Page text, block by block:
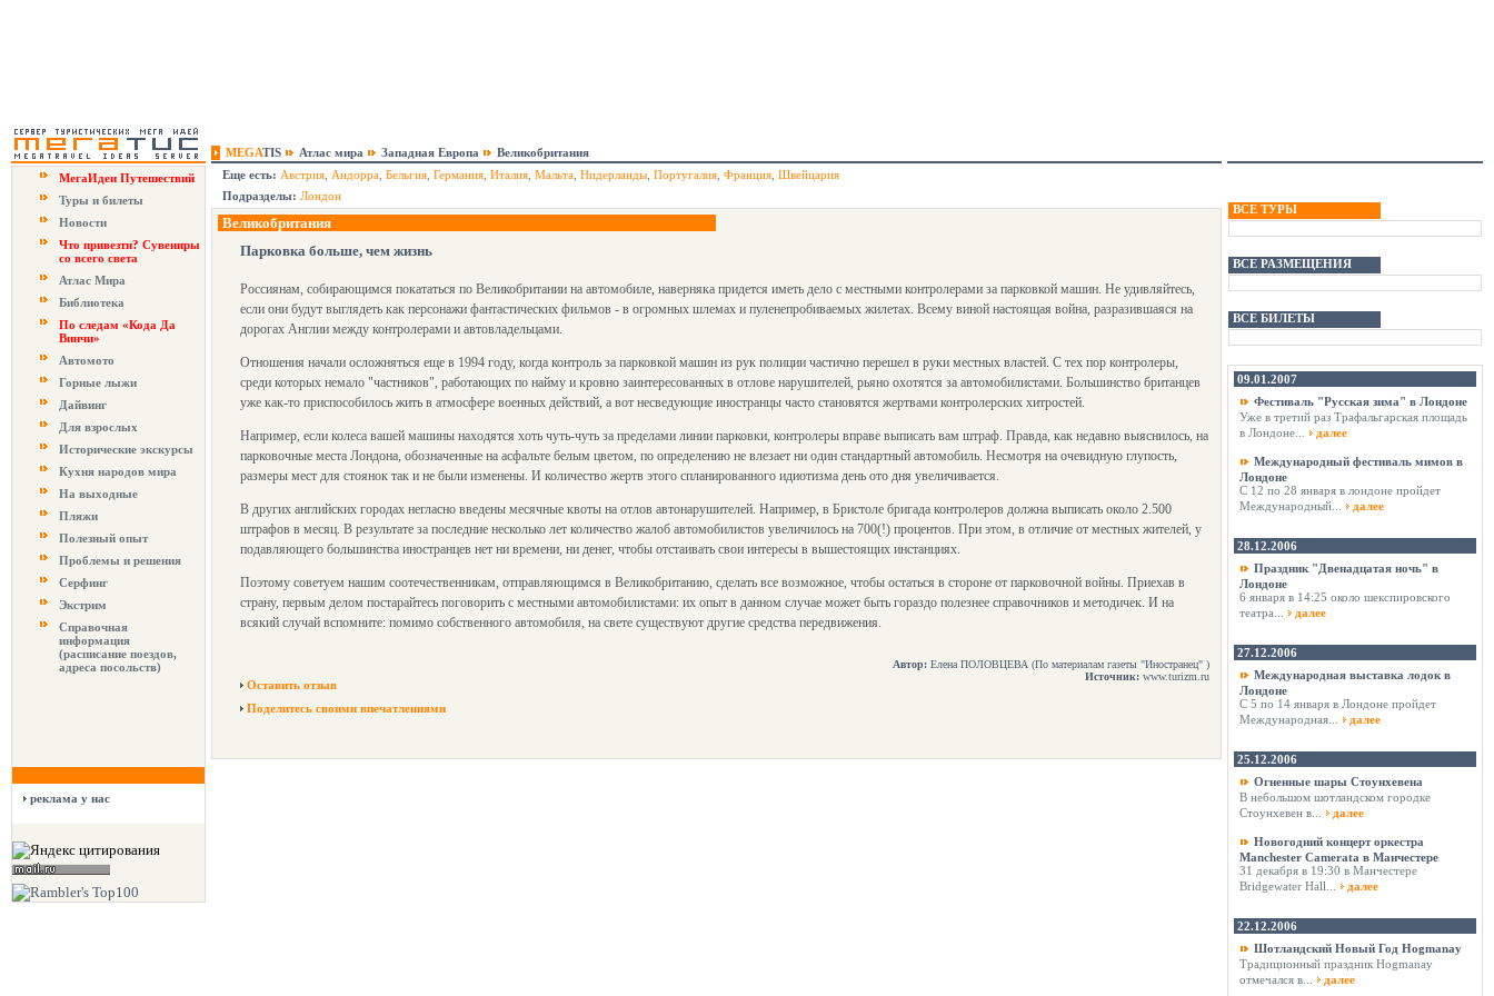
MEGATIS Атлас мира Западная Европа
Великобритания
МегаИдеи Путешествий
Туры и билеты
Новости
Что привезти? Сувениры
со всего света
Атлас Мира
Библиотека
По следам «Кода Да
Винчи»
Автомото
Горные лыжи
Дайвинг
Для взрослых
Исторические экскурсы
Кухня народов мира
На выходные
Пляжи
Полезный опыт
Проблемы и решения
Серфинг
Экстрим
Справочная
информация
(расписание поездов,
адреса посольств)
реклама у нас
Еще есть: Австрия Андорра Бельгия Германия Италия Мальта Нидерланды Португалия Франция Швейцария
Подразделы: Лондон
Великобритания
Парковка больше, чем жизнь
Россиянам, собирающимся покататься по Великобритании на автомобиле, наверняка придется иметь дело с местными контролерами за парковкой машин. Не удивляйтесь,
если они будут выглядеть как персонажи фантастических фильмов - в огромных шлемах и пуленепробиваемых жилетах. Всему виной настоящая война, разразившаяся на
дорогах Англии между контролерами и автовладельцами.
Отношения начали осложняться еще в 1994 году, когда контроль за парковкой машин из рук полиции частично перешел в руки местных властей. С тех пор контролеры,
среди которых немало "частников", работающих по найму и кровно заинтересованных в отлове нарушителей, рьяно охотятся за автомобилистами. Большинство британцев
уже как-то приспособилось жить в атмосфере военных действий, а вот несведующие иностранцы часто становятся жертвами контролерских хитростей.
Например, если колеса вашей машины находятся хоть чуть-чуть за пределами линии парковки, контролеры вправе выписать вам штраф. Правда, как недавно выяснилось, на
парковочные места Лондона, обозначенные на асфальте белым цветом, по определению не влезает ни один стандартный автомобиль. Несмотря на очевидную глупость,
размеры мест для стоянок так и не были изменены. И количество жертв этого спланированного идиотизма день ото дня увеличивается.
В других английских городах негласно введены месячные квоты на отлов автонарушителей. Например, в Бристоле бригада контролеров должна выписать около 2.500
штрафов в месяц. В результате за последние несколько лет количество жалоб автомобилистов увеличилось на 700(!) процентов. При этом, в отличие от местных жителей, у
подавляющего большинства иностранцев нет ни времени, ни денег, чтобы отстаивать свои интересы в вышестоящих инстанциях.
Поэтому советуем нашим соотечественникам, отправляющимся в Великобританию, сделать все возможное, чтобы остаться в стороне от парковочной войны. Приехав в
страну, первым делом постарайтесь поговорить с местными автомобилистами: их опыт в данном случае может быть гораздо полезнее справочников и методичек. И на
всякий случай вспомните: помимо собственного автомобиля, на свете существуют другие средства передвижения.
Оставить отзыв
Поделитесь своими впечатлениями
Автор: Елена ПОЛОВЦЕВА (По материалам газеты "Иностранец" )
Источник: www.turizm.ru
ВСЕ ТУРЫ
ВСЕ РАЗМЕЩЕНИЯ
ВСЕ БИЛЕТЫ
09.01.2007
Фестиваль "Русская зима" в Лондоне
Уже в третий раз Трафальгарская площадь
в Лондоне...
далее
Международный фестиваль мимов в
Лондоне
С 12 по 28 января в лондоне пройдет
Международный...
далее
28.12.2006
Праздник "Двенадцатая ночь" в
Лондоне
6 января в 14:25 около шекспировского
театра...
далее
27.12.2006
Международная выставка лодок в
Лондоне
С 5 по 14 января в Лондоне пройдет
Международная...
далее
25.12.2006
Огненные шары Стоунхевена
В небольшом шотландском городке
Стоунхевен в...
далее
Новогодний концерт оркестра
Manchester Camerata в Манчестере
31 декабря в 19:30 в Манчестере
Bridgewater Hall...
далее
22.12.2006
Шотландский Новый Год Hogmanay
Традиционный праздник Hogmanay
отмечался в...
далее